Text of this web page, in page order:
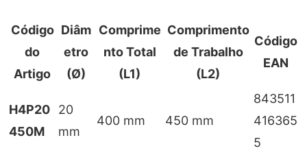
Código
do
Artigo
Diâm
etro
(Ø)
Comprime
nto Total
(L1)
Comprimento
de Trabalho
(L2)
Código
EAN
H4P20
450M
20
mm
400 mm 450 mm
843511
416365
5